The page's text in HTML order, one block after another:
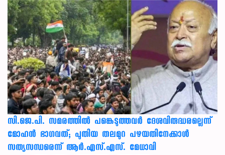
സി.ജെ.പി. സമരത്തിൽ പങ്കെടുത്തവർ ദേശവിരുദ്ധരല്ലെന്ന്
മോഹൻ ഭാഗവത്; പുതിയ തലമുറ പഴയതിനേക്കാൾ
സത്യസന്ധരെന്ന് ആർ.എസ്.എസ്. മേധാവി